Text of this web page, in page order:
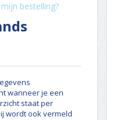
bestelling?
wanneer je een
staat per
wordt ook vermeld